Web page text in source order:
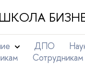
ДПО
Сотрудникам